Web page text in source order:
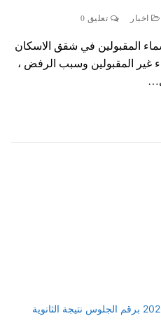
اخبار تعليق 0
المقبولين في شقق الاسكان
2017 ، واسماء غير المقبولين وسبب الرفض ،
معرفة نتيجة الصف الثالث الثانوي 2026 برقم الجلوس نتيجة الثانوية